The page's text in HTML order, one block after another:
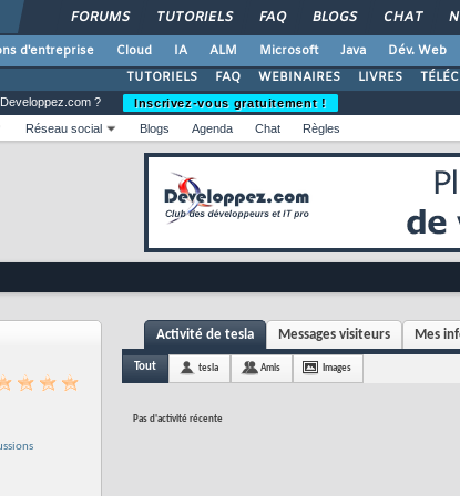
FORUMS TUTORIELS FAQ BLOGS CHAT
d'entreprise Cloud IA ALM Microsoft Java Dév. Web
TUTORIELS
FAQ WEBINAIRES LIVRES
?
Inscrivez-vous gratuitement !
Réseau social Blogs Agenda Chat Règles
Activité de tesla Messages visiteurs Mes
Tout tesla Amis Images
Pas d'activité récente